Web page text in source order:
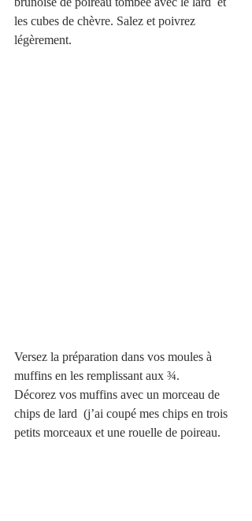
les cubes de chèvre. Salez et poivrez
légèrement.
Versez la préparation dans vos moules à
muffins en les remplissant aux ¾.
Décorez vos muffins avec un morceau de
chips de lard  (j’ai coupé mes chips en trois
petits morceaux et une rouelle de poireau.